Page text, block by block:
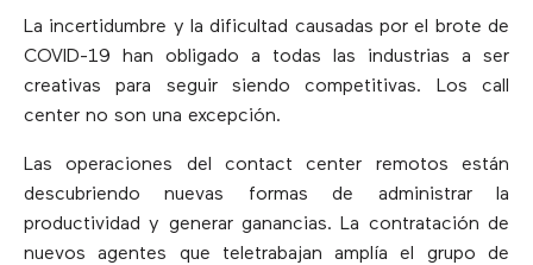
La incertidumbre y la dificultad causadas por el brote de
COVID-19 han obligado a todas las industrias a ser
creativas para seguir siendo competitivas. Los call
center no son una excepción.
Las operaciones del contact center remotos están
descubriendo nuevas formas de administrar la
productividad y generar ganancias. La contratación de
nuevos agentes que teletrabajan amplía el grupo de